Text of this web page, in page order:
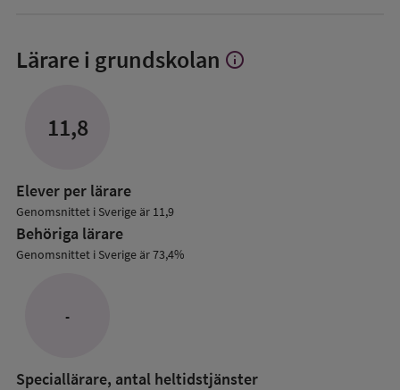
Lärare i grundskolan Visa
info
11,8
Elever per lärare
Genomsnittet i Sverige är 11,9
Behöriga lärare
Genomsnittet i Sverige är 73,4%
-
Speciallärare, antal heltidstjänster